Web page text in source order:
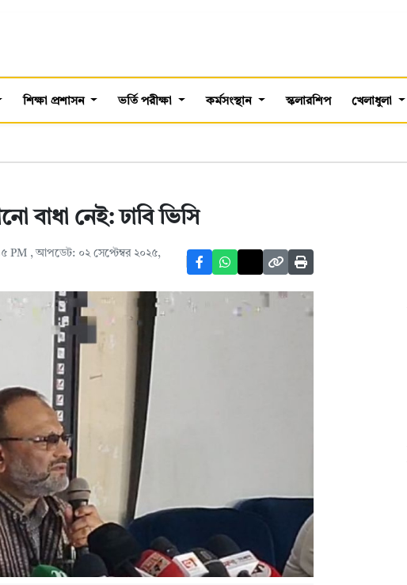
শিক্ষা প্রশাসন ভর্তি পরীক্ষা কর্মসংস্থান স্কলারশিপ খেলাধুলা
বাধা নেই: ঢাবি ভিসি
PM , আপডেট: ০২ সেপ্টেম্বর ২০২৫,